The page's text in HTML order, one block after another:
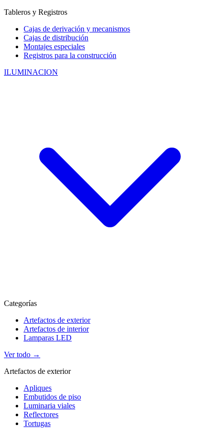
Tableros y Registros
Cajas de derivación y mecanismos
Cajas de distribución
Montajes especiales
Registros para la construcción
ILUMINACION
Categorías
Artefactos de exterior
Artefactos de interior
Lamparas LED
Ver todo →
Artefactos de exterior
Apliques
Embutidos de piso
Luminaria viales
Reflectores
Tortugas